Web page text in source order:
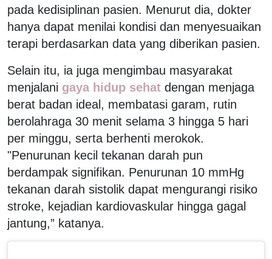
pada kedisiplinan pasien. Menurut dia, dokter
hanya dapat menilai kondisi dan menyesuaikan
terapi berdasarkan data yang diberikan pasien.
Selain itu, ia juga mengimbau masyarakat
menjalani gaya hidup sehat dengan menjaga
berat badan ideal, membatasi garam, rutin
berolahraga 30 menit selama 3 hingga 5 hari
per minggu, serta berhenti merokok.
"Penurunan kecil tekanan darah pun
berdampak signifikan. Penurunan 10 mmHg
tekanan darah sistolik dapat mengurangi risiko
stroke, kejadian kardiovaskular hingga gagal
jantung,” katanya.